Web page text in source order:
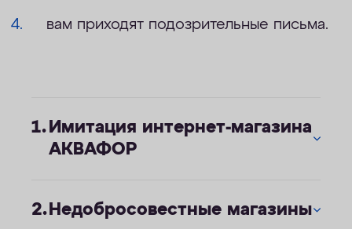
вам приходят подозрительные письма.
Имитация интернет-магазина
АКВАФОР
Недобросовестные магазины